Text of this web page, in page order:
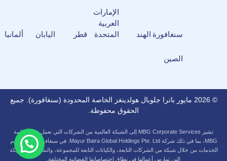
سنغافورة الهند
الإمارات
العربية
المتحدة
قطر اليابان ألمانيا
الصين
© 2026 مايور باترا جلوبال هولدينغز الخاصة المحدودة (سنغافورة). جميع
الحقوق محفوظة.
تشير MBG Corporate Services إلى الشبكة العالمية من الشركات التي تعمل تحت علامة
MBG، بما في ذلك شركة Mayur Batra Global Holdings Pte. Ltd. في سنغافورة. ويتم تقديم
الخدمات من خلال شبكة من الشركات التابعة، والكيانات التابعة للمجموعة، والشركات الشريكة
التي تمارس أعمالها في نطاق اختصاصاتها القضائية المختلفة.